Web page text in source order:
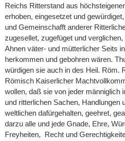
Reichs Ritterstand aus
erhoben, eingesetzet und
und Gemeinschafft anderer
zugesellet, zugefüget und
Ahnen väter- und mütterlicher Seits
herkommen und gebohren wären.
würdigen sie auch in des Heil. Röm.
Römisch Kaiserlicher
wollen, daß sie von jeder männiglich
und ritterlichen Sachen, Handlungen
weltlichen dafürgehalten, geehret,
darzu alle und jede Gnade, Ehre,
Freyheiten, Recht und